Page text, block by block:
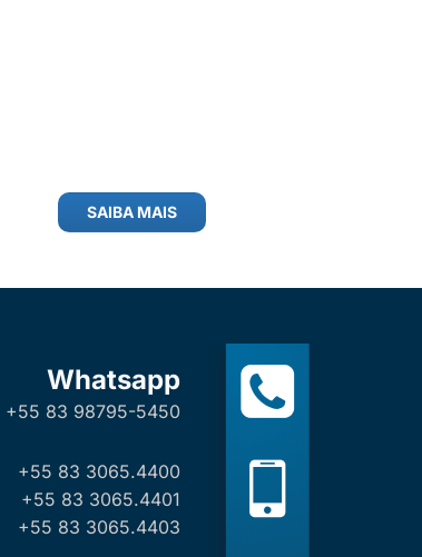
SAIBA MAIS
Whatsapp
+55 83 98795-5450
+55 83 3065.4400
+55 83 3065.4401
+55 83 3065.4403